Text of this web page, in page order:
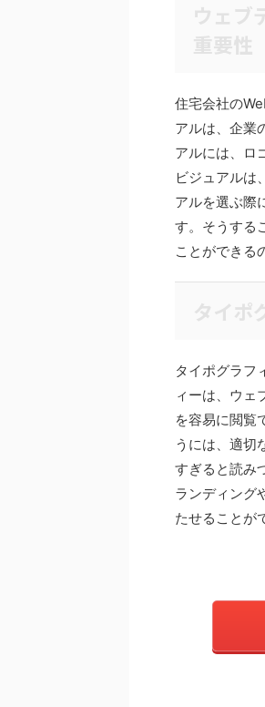
住宅会社の
アルは、企業
アルには、ロ
ビジュアルは
アルを選ぶ際
す。そうする
ことができる
タイポグラフ
ィーは、ウェ
を容易に閲覧
うには、適切
すぎると読み
ランディング
たせることが